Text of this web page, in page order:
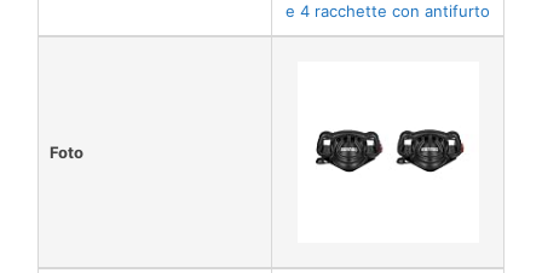
e 4 racchette con antifurto
Foto